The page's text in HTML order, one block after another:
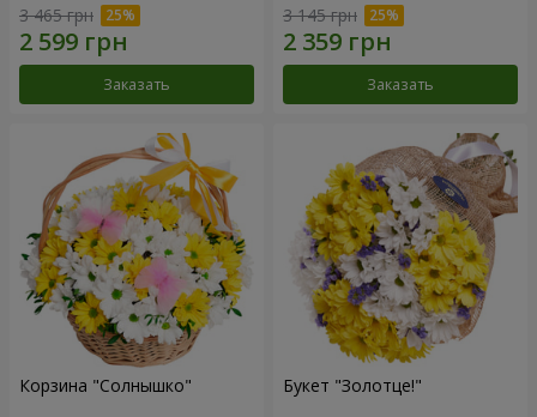
3 465 грн
Заказать
3 145 грн
Заказать
Корзина "Солнышко" Букет "Золотце!"